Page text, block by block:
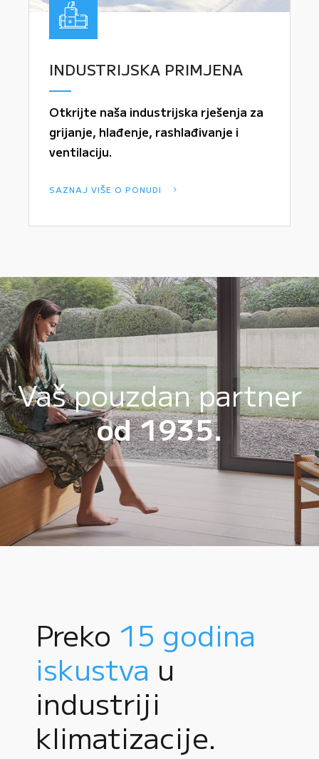
INDUSTRIJSKA PRIMJENA
Otkrijte naša industrijska rješenja za
grijanje, hlađenje, rashlađivanje i
ventilaciju.
SAZNAJ VIŠE O PONUDI
Vaš pouzdan partner
od 1935.
Preko 15 godina
iskustva u
industriji
klimatizacije.